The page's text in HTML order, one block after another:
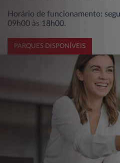
Horário de funcionamento:
09h00 às 18h00.
PARQUES DISPONÍVEIS